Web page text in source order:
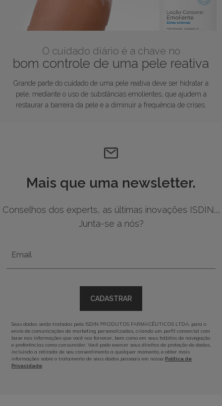
O cuidado diário é a chave no
bom controle de uma pele reativa
Grande parte do cuidado de uma pele reativa deve ser hidratar a
pele, mediante o uso de substâncias emolientes, que ajudem a
restaurar a barreira da pele e a diminuir a frequência de crises.
Mais que uma newsletter.
Conselhos dos experts, as últimas inovações ISDIN....
Junta-se a nós?
Email
CADASTRAR
Seus dados serão tratados pela ISDIN PRODUTOS FARMACÊUTICOS LTDA. para o
envio de comunicações de marketing personalizadas, criando um perfil comercial com
base nas informações que você nos fornecer, bem como em seus hábitos de navegação
e preferências como consumidor. Você pode exercer seus direitos de proteção de dados,
incluindo a retirada de seu consentimento a qualquer momento, e obter mais
informações sobre o tratamento de seus dados pessoais em nossa Política de
Privacidade.